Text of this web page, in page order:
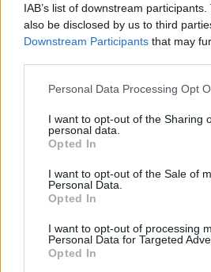
IAB’s list of downstream
also be disclosed by us to third
Downstream Participants that may
Personal Data Processing Opt
I want to opt-out of the Sharing
personal data.
Opted In
I want to opt-out of the Sale of
Personal Data.
Opted In
I want to opt-out of processing
Personal Data for Targeted
Opted In